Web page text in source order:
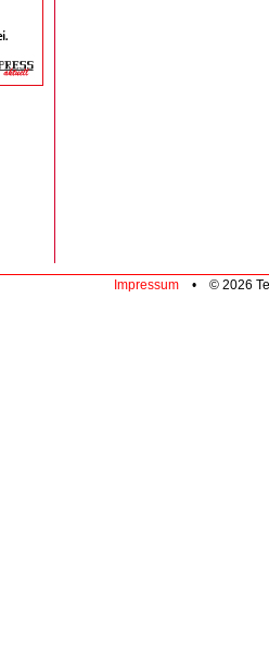
Impressum • © 2026